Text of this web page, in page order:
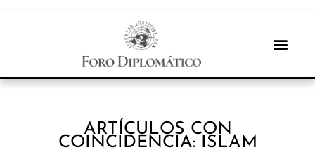
ARTÍCULOS CON
COINCIDENCIA: ISLAM